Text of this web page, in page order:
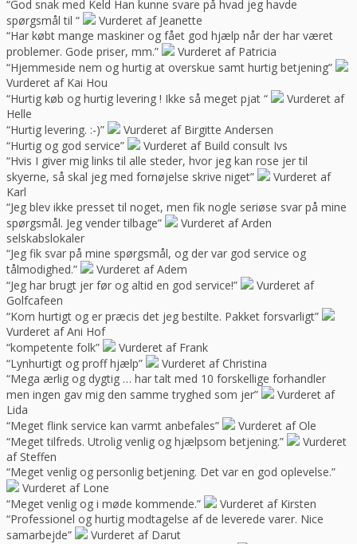
“God snak med Keld Han kunne svare på hvad jeg havde
spørgsmål til “
Vurderet af Jeanette
“Har købt mange maskiner og fået god hjælp når der har været
problemer. Gode priser, mm.”
Vurderet af Patricia
“Hjemmeside nem og hurtig at overskue samt hurtig betjening”
Vurderet af Kai Hou
“Hurtig køb og hurtig levering ! Ikke så meget pjat “
Vurderet af
Helle
“Hurtig levering. :-)”
Vurderet af Birgitte Andersen
“Hurtig og god service”
Vurderet af Build consult Ivs
“Hvis I giver mig links til alle steder, hvor jeg kan rose jer til
skyerne, så skal jeg med fornøjelse skrive niget”
Vurderet af
Karl
“Jeg blev ikke presset til noget, men fik nogle seriøse svar på mine
spørgsmål. Jeg vender tilbage”
Vurderet af Arden
selskabslokaler
“Jeg fik svar på mine spørgsmål, og der var god service og
tålmodighed.”
Vurderet af Adem
“Jeg har brugt jer før og altid en god service!”
Vurderet af
Golfcafeen
“Kom hurtigt og er præcis det jeg bestilte. Pakket forsvarligt”
Vurderet af Ani Hof
“kompetente folk”
Vurderet af Frank
“Lynhurtigt og proff hjælp”
Vurderet af Christina
“Mega ærlig og dygtig … har talt med 10 forskellige forhandler
men ingen gav mig den samme tryghed som jer”
Vurderet af
Lida
“Meget flink service kan varmt anbefales”
Vurderet af Ole
“Meget tilfreds. Utrolig venlig og hjælpsom betjening.”
Vurderet
af Steffen
“Meget venlig og personlig betjening. Det var en god oplevelse.”
Vurderet af Lone
“Meget venlig og i møde kommende.”
Vurderet af Kirsten
“Professionel og hurtig modtagelse af de leverede varer. Nice
samarbejde”
Vurderet af Darut